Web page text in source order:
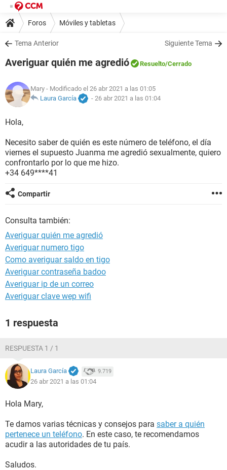
Foros Móviles y tabletas
Tema Anterior Siguiente Tema
Averiguar quién me agredió Resuelto/Cerrado
Mary - Modificado el 26 abr 2021 a las 01:05
Laura García
- 26 abr 2021 a las 01:04
Hola,
Necesito saber de quién es este número de teléfono, el día
viernes el supuesto Juanma me agredió sexualmente, quiero
confrontarlo por lo que me hizo.
+34 649****41
Compartir
Consulta también:
Averiguar quién me agredió
Averiguar numero tigo
Como averiguar saldo en tigo
Averiguar contraseña badoo
Averiguar ip de un correo
Averiguar clave wep wifi
1 respuesta
RESPUESTA 1 / 1
Laura García 9.719
26 abr 2021 a las 01:04
Hola Mary,
Te damos varias técnicas y consejos para saber a quién
pertenece un teléfono. En este caso, te recomendamos
acudir a las autoridades de tu país.
Saludos.